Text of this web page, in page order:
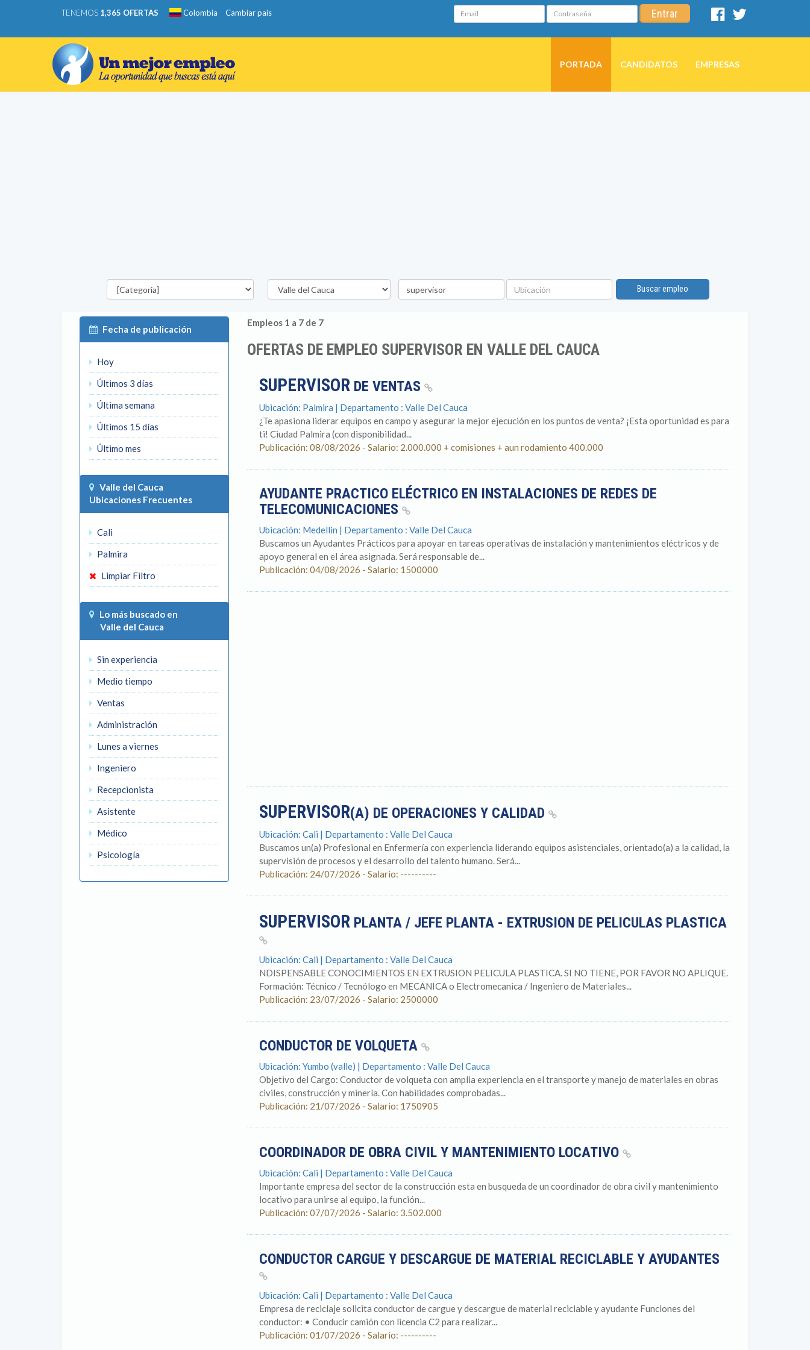
TENEMOS 1,365 OFERTAS Colombia Cambiar país Email Contraseña Entrar
Facebook
PORTADA CANDIDATOS EMPRESAS
Categorías Departamento
Palabra
clave
Ubicación
Buscar empleo
Fecha de publicación
Hoy
Últimos 3 días
Última semana
Últimos 15 días
Último mes
Valle del Cauca
Ubicaciones Frecuentes
Cali
Palmira
Limpiar Filtro
Lo más buscado en
Valle del Cauca
Sin experiencia
Medio tiempo
Ventas
Administración
Lunes a viernes
Ingeniero
Recepcionista
Asistente
Médico
Psicología
Empleos 1 a 7 de 7
OFERTAS DE EMPLEO SUPERVISOR EN VALLE DEL CAUCA
SUPERVISORDE VENTAS
Ubicación: Palmira | Departamento : Valle Del Cauca
¿Te apasiona liderar equipos en campo y asegurar la mejor ejecución en los puntos de venta? ¡Esta oportunidad es para
ti! Ciudad Palmira (con disponibilidad...
Publicación: 08/08/2026 - Salario: 2.000.000 + comisiones + aun rodamiento 400.000
AYUDANTE PRACTICO ELÉCTRICO EN INSTALACIONES DE REDES DE
TELECOMUNICACIONES
Ubicación: Medellin | Departamento : Valle Del Cauca
Buscamos un Ayudantes Prácticos para apoyar en tareas operativas de instalación y mantenimientos eléctricos y de
apoyo general en el área asignada. Será responsable de...
Publicación: 04/08/2026 - Salario: 1500000
SUPERVISOR(A) DE OPERACIONES Y CALIDAD
Ubicación: Cali | Departamento : Valle Del Cauca
Buscamos un(a) Profesional en Enfermería con experiencia liderando equipos asistenciales, orientado(a) a la calidad, la
supervisión de procesos y el desarrollo del talento humano. Será...
Publicación: 24/07/2026 - Salario: ----------
SUPERVISORPLANTA / JEFE PLANTA - EXTRUSION DE PELICULAS PLASTICA
Ubicación: Cali | Departamento : Valle Del Cauca
NDISPENSABLE CONOCIMIENTOS EN EXTRUSION PELICULA PLASTICA. SI NO TIENE, POR FAVOR NO APLIQUE.
Formación: Técnico / Tecnólogo en MECANICA o Electromecanica / Ingeniero de Materiales...
Publicación: 23/07/2026 - Salario: 2500000
CONDUCTOR DE VOLQUETA
Ubicación: Yumbo (valle) | Departamento : Valle Del Cauca
Objetivo del Cargo: Conductor de volqueta con amplia experiencia en el transporte y manejo de materiales en obras
civiles, construcción y minería. Con habilidades comprobadas...
Publicación: 21/07/2026 - Salario: 1750905
COORDINADOR DE OBRA CIVIL Y MANTENIMIENTO LOCATIVO
Ubicación: Cali | Departamento : Valle Del Cauca
Importante empresa del sector de la construcción esta en busqueda de un coordinador de obra civil y mantenimiento
locativo para unirse al equipo, la función...
Publicación: 07/07/2026 - Salario: 3.502.000
CONDUCTOR CARGUE Y DESCARGUE DE MATERIAL RECICLABLE Y AYUDANTES
Ubicación: Cali | Departamento : Valle Del Cauca
Empresa de reciclaje solicita conductor de cargue y descargue de material reciclable y ayudante Funciones del
conductor: • Conducir camión con licencia C2 para realizar...
Publicación: 01/07/2026 - Salario: ----------